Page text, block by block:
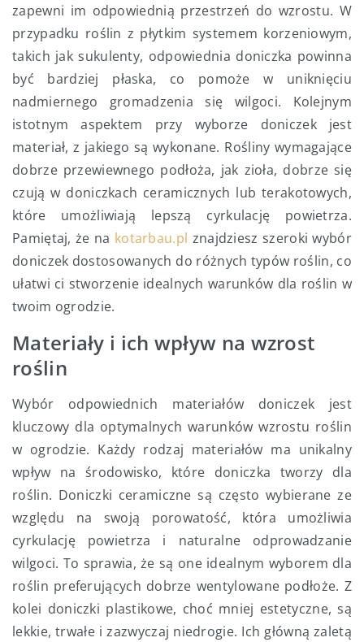
zapewni im odpowiednią przestrzeń do wzrostu. W
przypadku roślin z płytkim systemem korzeniowym,
takich jak sukulenty, odpowiednia doniczka powinna
być bardziej płaska, co pomoże w uniknięciu
nadmiernego gromadzenia się wilgoci. Kolejnym
istotnym aspektem przy wyborze doniczek jest
materiał, z jakiego są wykonane. Rośliny wymagające
dobrze przewiewnego podłoża, jak zioła, dobrze się
czują w doniczkach ceramicznych lub terakotowych,
które umożliwiają lepszą cyrkulację powietrza.
Pamiętaj, że na kotarbau.pl znajdziesz szeroki wybór
doniczek dostosowanych do różnych typów roślin, co
ułatwi ci stworzenie idealnych warunków dla roślin w
twoim ogrodzie.
Materiały i ich wpływ na wzrost
roślin
Wybór odpowiednich materiałów doniczek jest
kluczowy dla optymalnych warunków wzrostu roślin
w ogrodzie. Każdy rodzaj materiałów ma unikalny
wpływ na środowisko, które doniczka tworzy dla
roślin. Doniczki ceramiczne są często wybierane ze
względu na swoją porowatość, która umożliwia
cyrkulację powietrza i naturalne odprowadzanie
wilgoci. To sprawia, że są one idealnym wyborem dla
roślin preferujących dobrze wentylowane podłoże. Z
kolei doniczki plastikowe, choć mniej estetyczne, są
lekkie, trwałe i zazwyczaj niedrogie. Ich główną zaletą